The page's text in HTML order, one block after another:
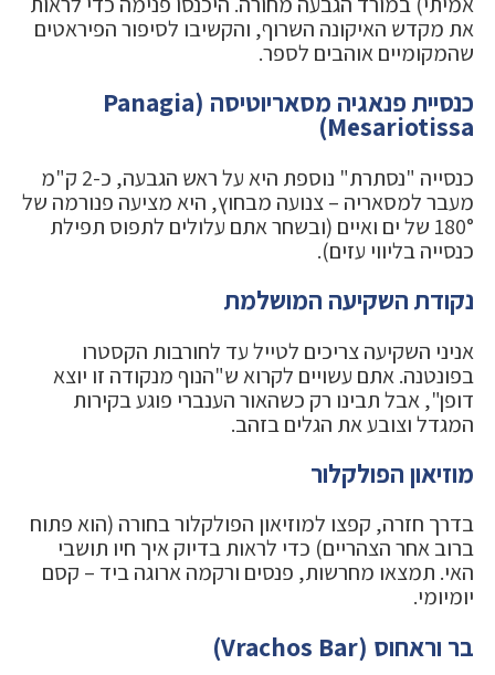
את מקדש האיקונה השרוף, והקשיבו לסיפור הפיראטים
שהמקומיים אוהבים לספר.
כנסיית פנאגיה מסאריוטיסה (Panagia
Mesariotissa)
כנסייה "נסתרת" נוספת היא על ראש הגבעה, כ-2 ק"מ
מעבר למסאריה – צנועה מבחוץ, היא מציעה פנורמה של
180° של ים ואיים (ובשחר אתם עלולים לתפוס תפילת
כנסייה בליווי עזים).
נקודת השקיעה המושלמת
אניני השקיעה צריכים לטייל עד לחורבות הקסטרו
בפונטנה. אתם עשויים לקרוא ש"הנוף מנקודה זו יוצא
דופן", אבל תבינו רק כשהאור הענברי פוגע בקירות
המגדל וצובע את הגלים בזהב.
מוזיאון הפולקלור
בדרך חזרה, קפצו למוזיאון הפולקלור בחורה (הוא פתוח
ברוב אחר הצהריים) כדי לראות בדיוק איך חיו תושבי
האי. תמצאו מחרשות, פנסים ורקמה ארוגה ביד – קסם
יומיומי.
בר וראחוס (Vrachos Bar)